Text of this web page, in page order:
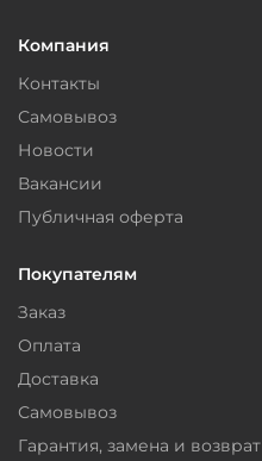
Компания
Контакты
Самовывоз
Новости
Вакансии
Публичная оферта
Покупателям
Заказ
Оплата
Доставка
Самовывоз
Гарантия, замена и возврат